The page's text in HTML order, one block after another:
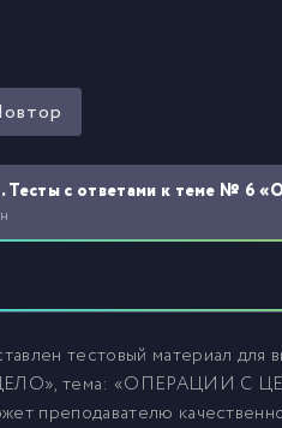
Тесты с ответами к теме № 6
тестовый материал
тема: «ОПЕРАЦИИ С
преподавателю